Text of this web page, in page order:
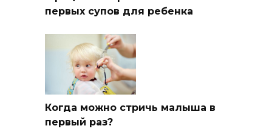
первых супов для ребенка
Когда можно стричь малыша в
первый раз?